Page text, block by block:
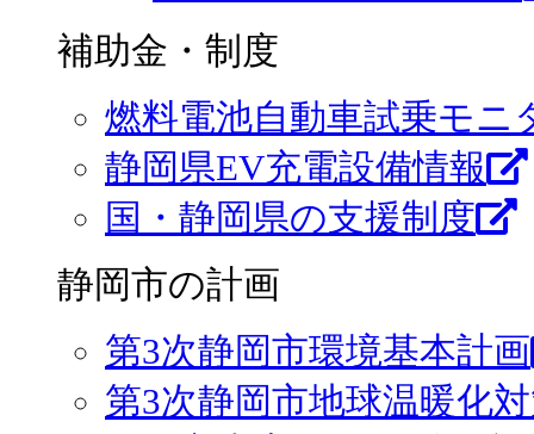
補助金・制度
燃料電池自動車試乗モニ
静岡県EV充電設備情報
国・静岡県の支援制度
静岡市の計画
第3次静岡市環境基本計画
第3次静岡市地球温暖化